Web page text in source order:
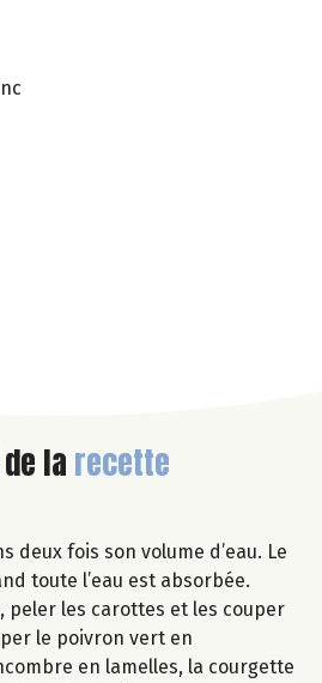
de la recette
deux fois son volume d’eau. Le
toute l’eau est absorbée.
peler les carottes et les couper
le poivron vert en
en lamelles, la courgette